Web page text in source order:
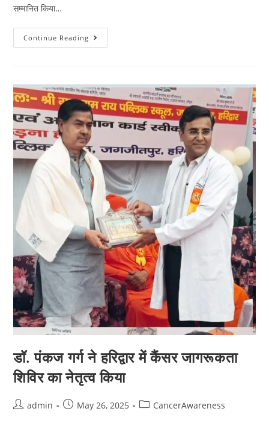
सम्मानित किया…
Continue Reading
डॉ. पंकज गर्ग ने हरिद्वार में कैंसर जागरूकता
शिविर का नेतृत्व किया
admin May 26, 2025 CancerAwareness